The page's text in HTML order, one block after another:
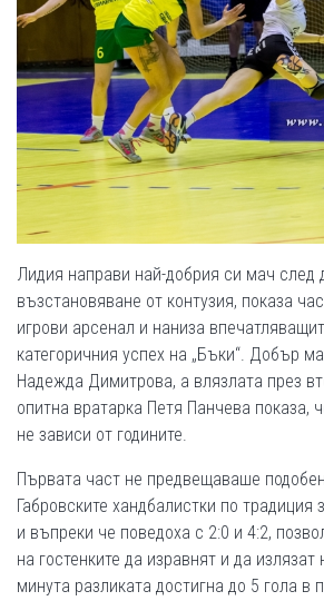
Лидия направи най-­добрия си мач след
възстановяване от контузия, показа
игрови арсенал и наниза
категоричния успех на „Бъки“. Добър
Надежда Димитрова, а влязлата през
опитна вратарка Петя Панчева показа,
не зависи от годините.
Първата част не предвещаваше
Габровските хандбалистки по традиция
и въпреки че поведоха с 2:0 и 4:2,
на гостенките да изравнят и да излязат
минута разликата достигна до 5 гола в